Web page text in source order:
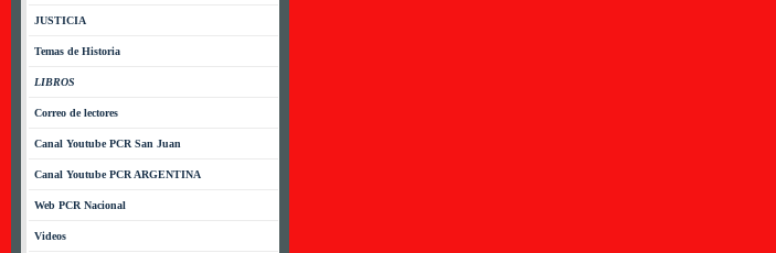
JUSTICIA
Temas de Historia
LIBROS
Correo de lectores
Canal Youtube PCR San Juan
Canal Youtube PCR ARGENTINA
Web PCR Nacional
Videos